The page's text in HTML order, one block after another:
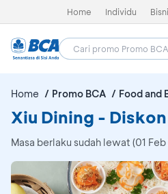
Home Individu
Home Promo BCA Food and
Xiu Dining -
Masa berlaku sudah lewat (01